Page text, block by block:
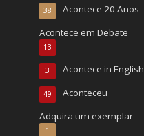
Acontece 20 Anos
38
Acontece em Debate
13
Acontece in English
3
Aconteceu
49
Adquira um exemplar
1